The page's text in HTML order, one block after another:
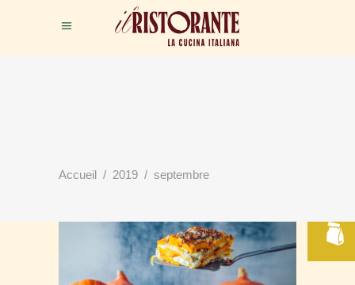
Accueil / 2019 / septembre